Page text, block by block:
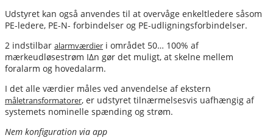
Udstyret kan også anvendes til at overvåge enkeltledere såsom
PE-ledere, PE-N- forbindelser og PE-udligningsforbindelser.
2 indstilbar alarmværdier i området 50… 100% af
mærkeudløsestrøm IΔn gør det muligt, at skelne mellem
foralarm og hovedalarm.
I det alle værdier måles ved anvendelse af ekstern
måletransformatorer, er udstyret tilnærmelsesvis uafhængig af
systemets nominelle spænding og strøm.
Nem konfiguration via app